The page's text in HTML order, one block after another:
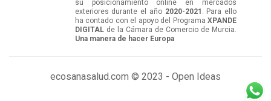
su posicionamiento online en mercados
exteriores durante el año 2020-2021 . Para ello
ha contado con el apoyo del ProgramaXPANDE
DIGITALde la Cámara de Comercio de Murcia.
Una manera de hacer Europa
ecosanasalud.com © 2023 - Open Ideas